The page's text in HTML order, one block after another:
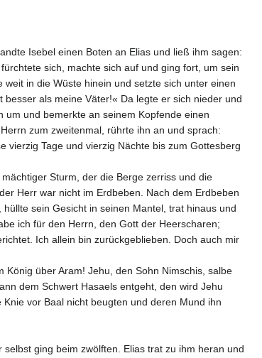
Isebel einen Boten an Elias und ließ ihm sagen:
sich, machte sich auf und ging fort, um sein
in die Wüste hinein und setzte sich unter einen
als meine Väter!« Da legte er sich nieder und
und bemerkte an seinem Kopfende einen
zum zweitenmal, rührte ihn an und sprach:
Tage und vierzig Nächte bis zum Gottesberg
Sturm, der die Berge zerriss und die
Herr war nicht im Erdbeben. Nach dem Erdbeben
sein Gesicht in seinen Mantel, trat hinaus und
ich für den Herrn, den Gott der Heerscharen;
Ich allein bin zurückgeblieben. Doch auch mir
über Aram! Jehu, den Sohn Nimschis, salbe
dem Schwert Hasaels entgeht, den wird Jehu
vor Baal nicht beugten und deren Mund ihn
ging beim zwölften. Elias trat zu ihm heran und